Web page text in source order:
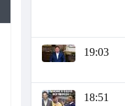
19:03
18:51